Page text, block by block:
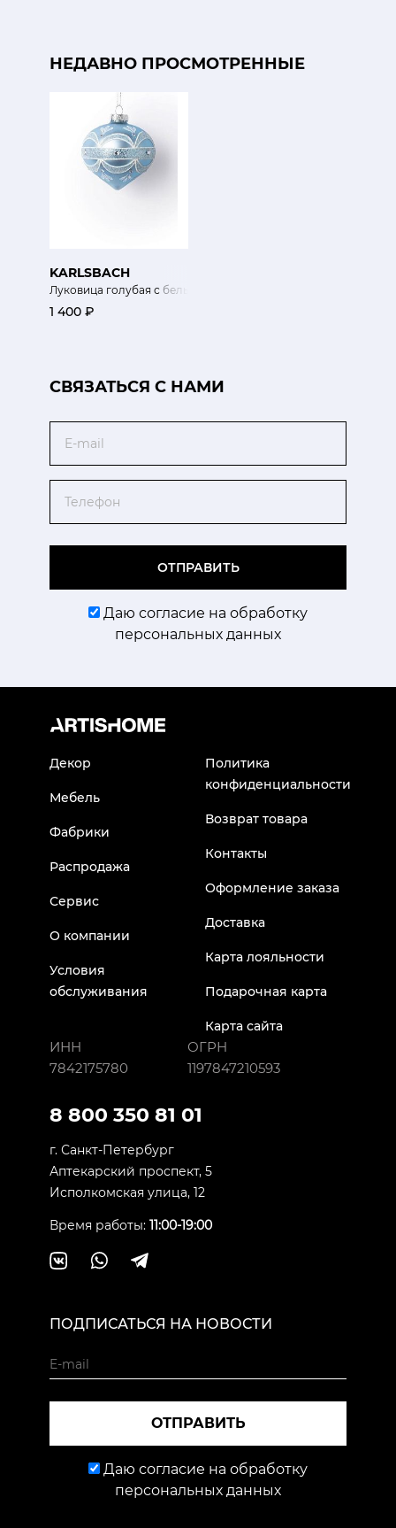
НЕДАВНО ПРОСМОТРЕННЫЕ
KARLSBACH
Луковица голубая с белым узором
1 400 ₽
CВЯЗАТЬСЯ С НАМИ
ОТПРАВИТЬ
Даю согласие на обработку
персональных данных
Декор
Мебель
Фабрики
Распродажа
Сервис
О компании
Условия
обслуживания
Политика
конфиденциальности
Возврат товара
Контакты
Оформление заказа
Доставка
Карта лояльности
Подарочная карта
Карта сайта
ИНН
7842175780
ОГРН
1197847210593
8 800 350 81 01
г. Санкт-Петербург
Аптекарский проспект, 5
Исполкомская улица, 12
Время работы: 11:00-19:00
ПОДПИСАТЬСЯ НА НОВОСТИ
ОТПРАВИТЬ
Даю согласие на обработку
персональных данных